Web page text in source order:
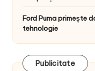
Ford Puma primește
tehnologie
Publicitate